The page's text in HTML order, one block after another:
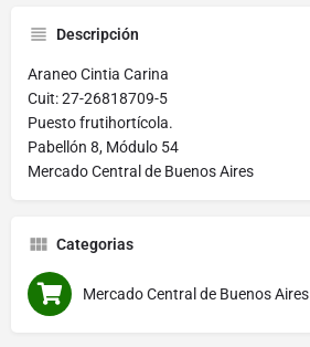
Descripción
Araneo Cintia Carina
Cuit: 27-26818709-5
Puesto frutihortícola.
Pabellón 8, Módulo 54
Mercado Central de Buenos Aires
Categorias
Mercado Central de Buenos Aires